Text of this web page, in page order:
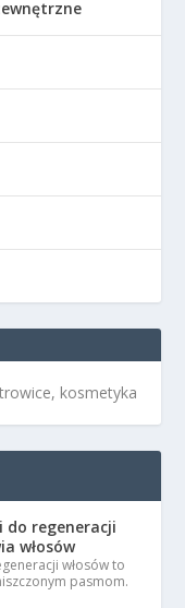
kosmetyka
do regeneracji
włosów
włosów to
pasmom.